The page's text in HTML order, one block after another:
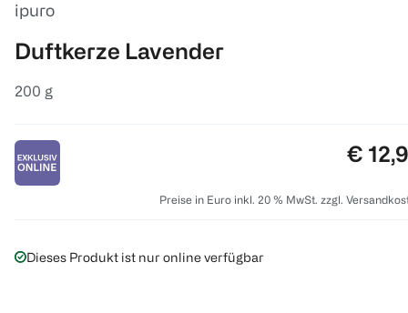
ipuro
Duftkerze Lavender
200 g
Preis:
€
Preise in Euro inkl. 20 % MwSt. zzgl.
Dieses Produkt ist nur online verfügbar